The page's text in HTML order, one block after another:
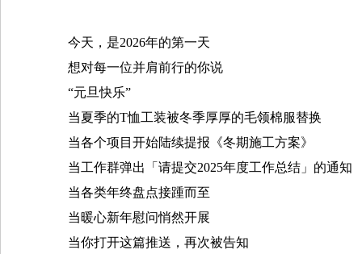
今天，是2026年的第一天
想对每一位并肩前行的你说
“元旦快乐”
当夏季的T恤工装被冬季厚厚的毛领棉服替换
当各个项目开始陆续提报《冬期施工方案》
当工作群弹出「请提交2025年度工作总结」的通知
当各类年终盘点接踵而至
当暖心新年慰问悄然开展
当你打开这篇推送，再次被告知